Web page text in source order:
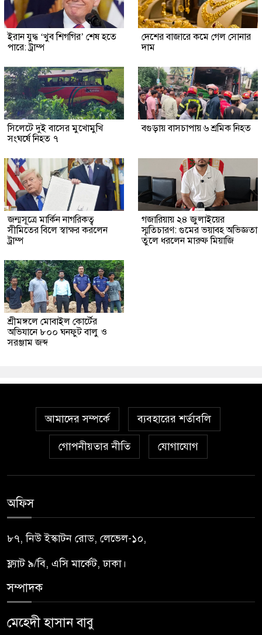
ইরান যুদ্ধ ‘খুব শিগগির’ শেষ হতে
পারে: ট্রাম্প
দেশের বাজারে কমে গেল সোনার
দাম
সিলেটে দুই বাসের মুখোমুখি
সংঘর্ষে নিহত ৭
বগুড়ায় বাসচাপায় ৬ শ্রমিক নিহত
জন্মসূত্রে মার্কিন নাগরিকত্ব
সীমিতের বিলে স্বাক্ষর করলেন
ট্রাম্প
গজারিয়ায় ২৪ জুলাইয়ের
স্মৃতিচারণ: গুমের ভয়াবহ অভিজ্ঞতা
তুলে ধরলেন মারুফ মিয়াজি
শ্রীমঙ্গলে মোবাইল কোর্টের
অভিযানে ৮০০ ঘনফুট বালু ও
সরঞ্জাম জব্দ
আমাদের সম্পর্কে ব্যবহারের শর্তাবলি
গোপনীয়তার নীতি যোগাযোগ
অফিস
৮৭, নিউ ইস্কাটন রোড, লেভেল-১০,
ফ্ল্যাট ৯/বি, এসি মার্কেট, ঢাকা।
সম্পাদক
মেহেদী হাসান বাবু